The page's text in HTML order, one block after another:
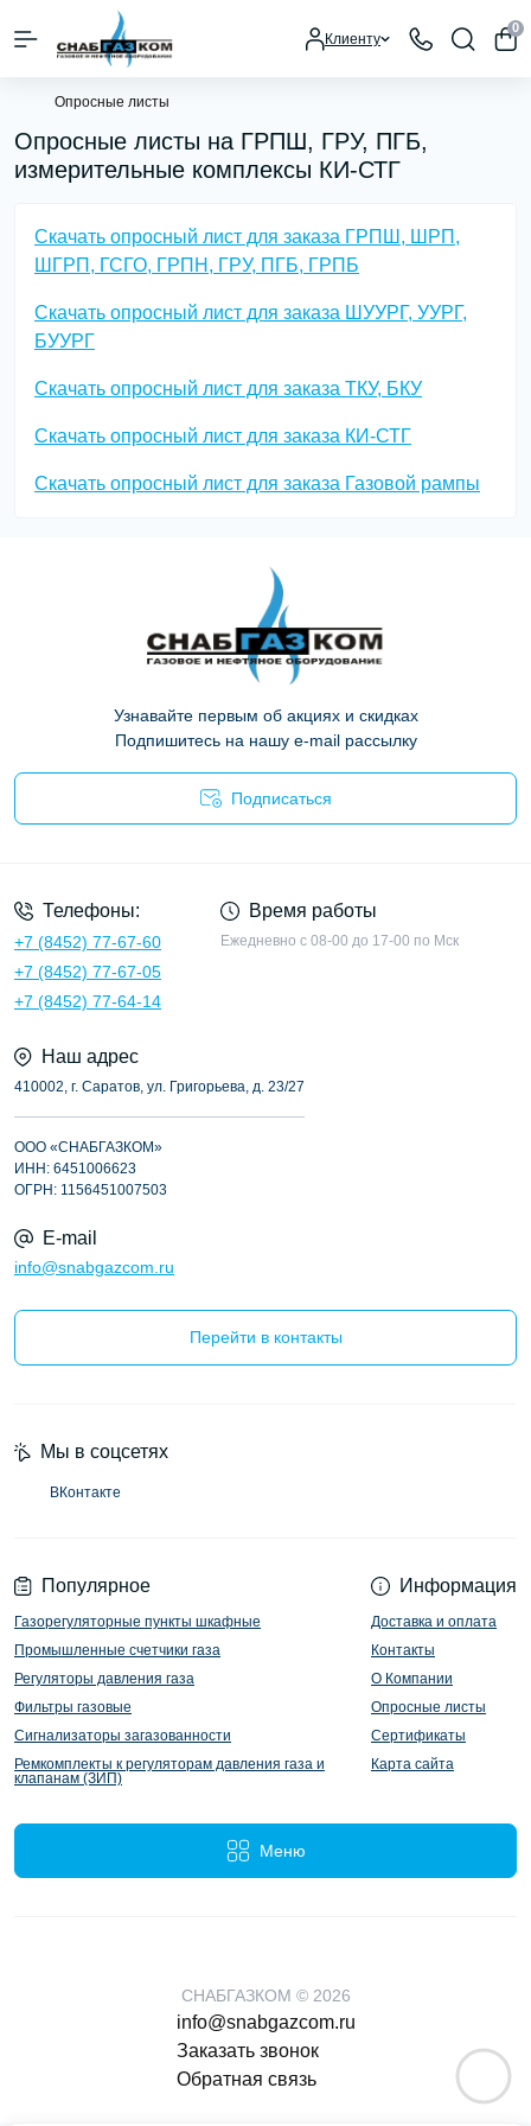
Клиенту
0
Опросные листы
Опросные листы на ГРПШ, ГРУ, ПГБ,
измерительные комплексы КИ-СТГ
Скачать опросный лист для заказа ГРПШ, ШРП,
ШГРП, ГСГО, ГРПН, ГРУ, ПГБ, ГРПБ
Скачать опросный лист для заказа ШУУРГ, УУРГ,
БУУРГ
Скачать опросный лист для заказа ТКУ, БКУ
Скачать опросный лист для заказа КИ-СТГ
Скачать опросный лист для заказа Газовой рампы
Узнавайте первым об акциях и скидках
Подпишитесь на нашу e-mail рассылку
Подписаться
Телефоны:
+7 (8452) 77-67-60
+7 (8452) 77-67-05
+7 (8452) 77-64-14
Время работы
Ежедневно с 08-00 до 17-00 по Мск
Наш адрес
410002, г. Саратов, ул. Григорьева, д. 23/27
ООО «СНАБГАЗКОМ»
ИНН: 6451006623
ОГРН: 1156451007503
E-mail
info@snabgazcom.ru
Перейти в контакты
Популярное
Газорегуляторные пункты шкафные
Промышленные счетчики газа
Регуляторы давления газа
Фильтры газовые
Сигнализаторы загазованности
Ремкомплекты к регуляторам давления газа и
клапанам (ЗИП)
Информация
Доставка и оплата
Контакты
О Компании
Опросные листы
Сертификаты
Карта сайта
Меню
Мы в соцсетях
ВКонтакте
СНАБГАЗКОМ © 2026
info@snabgazcom.ru
Заказать звонок
Обратная связь